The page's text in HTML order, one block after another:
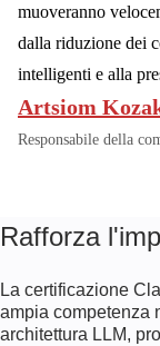
muoveranno
dalla riduzione dei
intelligenti e alla
Artsiom
Responsabile della
Rafforza
La certificazione
ampia competenza
architettura LLM,